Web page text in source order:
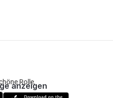
Rolle,
anzeigen